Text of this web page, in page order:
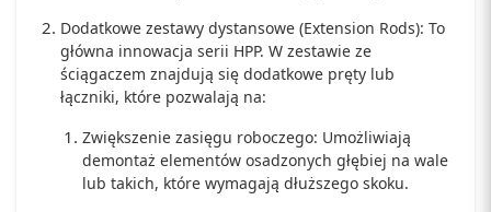
Dodatkowe zestawy dystansowe (Extension Rods): To
główna innowacja serii HPP. W zestawie ze
ściągaczem znajdują się dodatkowe pręty lub
łączniki, które pozwalają na:
Zwiększenie zasięgu roboczego: Umożliwiają
demontaż elementów osadzonych głębiej na wale
lub takich, które wymagają dłuższego skoku.